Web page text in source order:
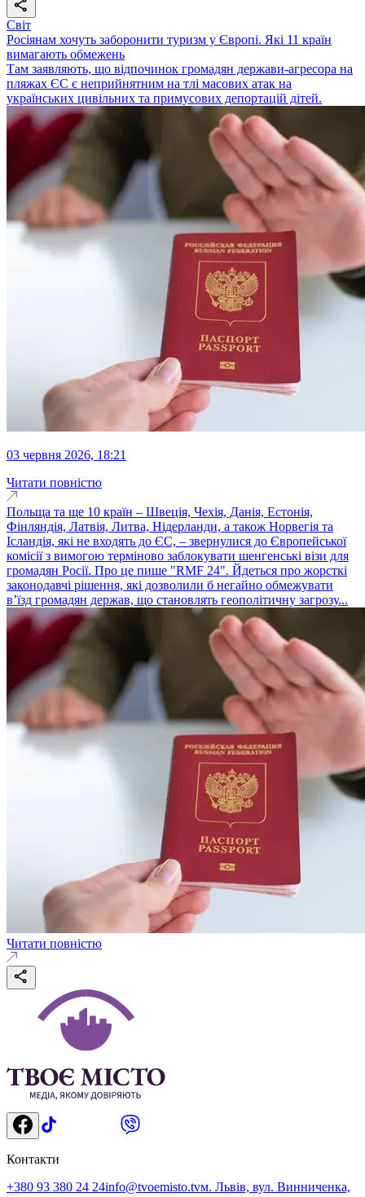
Світ
Росіянам хочуть заборонити туризм у Європі. Які 11 країн
вимагають обмежень
Там заявляють, що відпочинок громадян держави-агресора на
пляжах ЄС є неприйнятним на тлі масових атак на
українських цивільних та примусових депортацій дітей.
03 червня 2026, 18:21
Читати повністю
Польща та ще 10 країн – Швеція, Чехія, Данія, Естонія,
Фінляндія, Латвія, Литва, Нідерланди, а також Норвегія та
Ісландія, які не входять до ЄС, – звернулися до Європейської
комісії з вимогою терміново заблокувати шенгенські візи для
громадян Росії. Про це пише "RMF 24". Йдеться про жорсткі
законодавчі рішення, які дозволили б негайно обмежувати
в’їзд громадян держав, що становлять геополітичну загрозу...
Читати повністю
Контакти
+380 93 380 24 24info@tvoemisto.tvм. Львів, вул. Винниченка,